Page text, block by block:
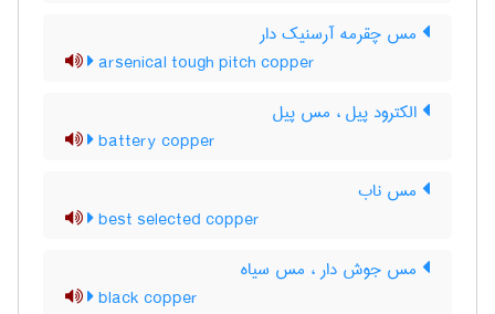
مس چقرمه آرسنیک دار
arsenical tough pitch copper
الکترود پیل ، مس پیل
battery copper
مس ناب
best selected copper
مس جوش دار ، مس سیاه
black copper